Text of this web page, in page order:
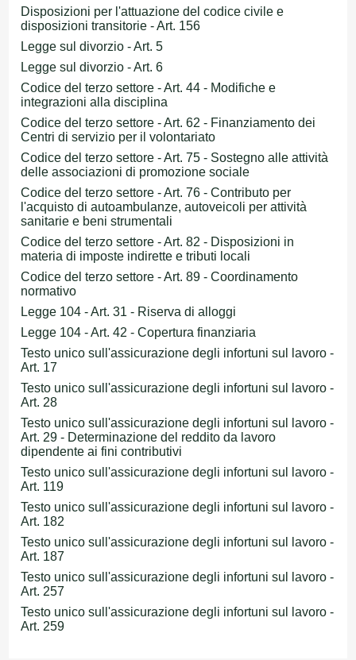
Disposizioni per l'attuazione del codice civile e
disposizioni transitorie - Art. 156
Legge sul divorzio - Art. 5
Legge sul divorzio - Art. 6
Codice del terzo settore - Art. 44 - Modifiche e
integrazioni alla disciplina
Codice del terzo settore - Art. 62 - Finanziamento dei
Centri di servizio per il volontariato
Codice del terzo settore - Art. 75 - Sostegno alle attività
delle associazioni di promozione sociale
Codice del terzo settore - Art. 76 - Contributo per
l'acquisto di autoambulanze, autoveicoli per attività
sanitarie e beni strumentali
Codice del terzo settore - Art. 82 - Disposizioni in
materia di imposte indirette e tributi locali
Codice del terzo settore - Art. 89 - Coordinamento
normativo
Legge 104 - Art. 31 - Riserva di alloggi
Legge 104 - Art. 42 - Copertura finanziaria
Testo unico sull'assicurazione degli infortuni sul lavoro -
Art. 17
Testo unico sull'assicurazione degli infortuni sul lavoro -
Art. 28
Testo unico sull'assicurazione degli infortuni sul lavoro -
Art. 29 - Determinazione del reddito da lavoro
dipendente ai fini contributivi
Testo unico sull'assicurazione degli infortuni sul lavoro -
Art. 119
Testo unico sull'assicurazione degli infortuni sul lavoro -
Art. 182
Testo unico sull'assicurazione degli infortuni sul lavoro -
Art. 187
Testo unico sull'assicurazione degli infortuni sul lavoro -
Art. 257
Testo unico sull'assicurazione degli infortuni sul lavoro -
Art. 259